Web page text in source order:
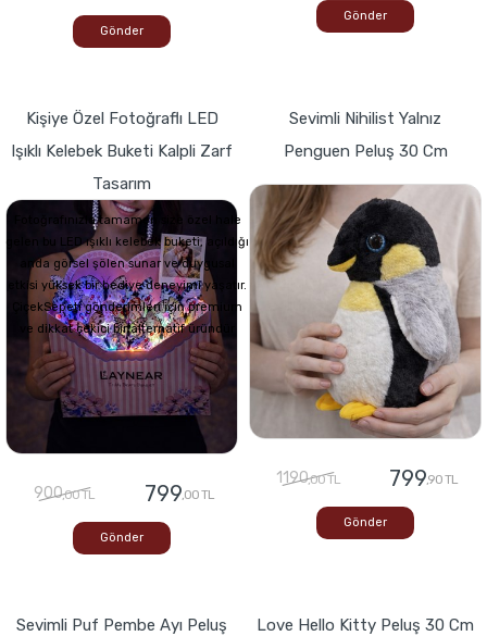
Gönder
Gönder
Kişiye Özel Fotoğraflı LED
Işıklı Kelebek Buketi Kalpli Zarf
Tasarım
Fotoğrafınızla tamamen size özel hale
gelen bu LED ışıklı kelebek buketi, açıldığı
anda görsel şölen sunar ve duygusal
etkisi yüksek bir hediye deneyimi yaşatır.
ÇiçekSepeti gönderimleri için premium
ve dikkat çekici bir alternatif üründür
900,00 TL 799,00 TL
Gönder
Sevimli Nihilist Yalnız
Penguen Peluş 30 Cm
1190,00 TL 799,90 TL
Gönder
Sevimli Puf Pembe Ayı Peluş
Love Hello Kitty Peluş 30 Cm